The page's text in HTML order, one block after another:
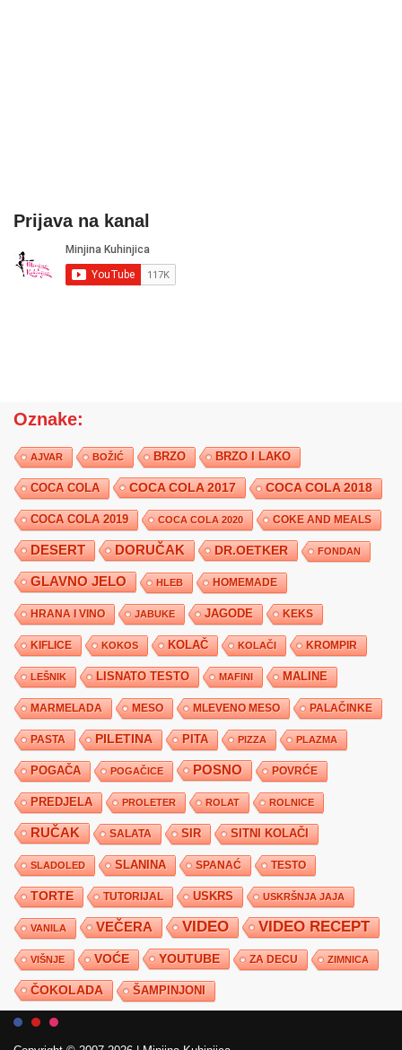
Prijava na kanal
Oznake:
AJVAR BOŽIĆ BRZO BRZO I LAKO
COCA COLA COCA COLA 2017 COCA COLA 2018
COCA COLA 2019 COCA COLA 2020 COKE AND MEALS
DESERT DORUČAK DR.OETKER FONDAN
GLAVNO JELO HLEB HOMEMADE
HRANA I VINO JABUKE JAGODE KEKS
KIFLICE KOKOS KOLAČ KOLAČI KROMPIR
LEŠNIK LISNATO TESTO MAFINI MALINE
MARMELADA MESO MLEVENO MESO PALAČINKE
PASTA PILETINA PITA PIZZA PLAZMA
POGAČA POGAČICE POSNO POVRĆE
PREDJELA PROLETER ROLAT ROLNICE
RUČAK SALATA SIR SITNI KOLAČI
SLADOLED SLANINA SPANAĆ TESTO
TORTE TUTORIJAL USKRS USKRŠNJA JAJA
VANILA VEČERA VIDEO VIDEO RECEPT
VIŠNJE VOĆE YOUTUBE ZA DECU ZIMNICA
ČOKOLADA ŠAMPINJONI